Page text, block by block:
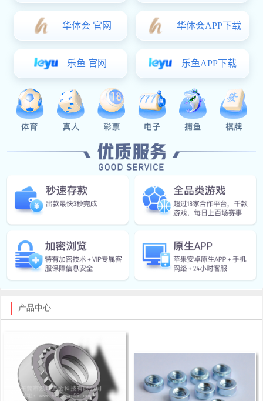
先进的专业紧固件品质检测仪器，实现从原材料采购到成品出货的全
程管控。公司通过ISO9001质量管理体系认证，并在筹备TS16949质量
体系认证。
训、内部竞岗、优胜劣汰的竞争机制，不断积累紧固件生产经营管理
经验，并不断加以创新生产技术，每一位中标人将致力于为世界各地
的客户提供优良的产品和完美的服务而努力奋斗。
公司主要生产销售：冷镦PEM标准的压铆螺母、涨铆螺母、
压铆螺柱、冷镦压铆螺柱、碳钢冷镦压铆螺母、不锈钢冷镦压铆螺
铝材压铆螺母柱等标准件
IM(股份有限公司)电竞-电子竞技平台 自涉足标准件行业以来，
赞美，产品不仅销于上海、北京、广州、天津、福建、四川、武汉、
沈阳、江苏、浙江等全国各地，并且远销欧美、中东、东南亚等国
家。
产品中心